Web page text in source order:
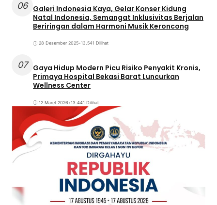
06 Galeri Indonesia Kaya, Gelar Konser Kidung
Natal Indonesia, Semangat Inklusivitas Berjalan
Beriringan dalam Harmoni Musik Keroncong
28 Desember 2025•13.541 Dilihat
07
Gaya Hidup Modern Picu Risiko Penyakit Kronis,
Primaya Hospital Bekasi Barat Luncurkan
Wellness Center
12 Maret 2026•13.441 Dilihat